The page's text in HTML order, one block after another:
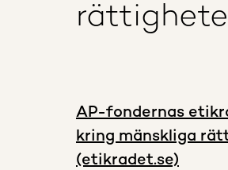
AP-fondernas
kring mänskliga
(etikradet.se)